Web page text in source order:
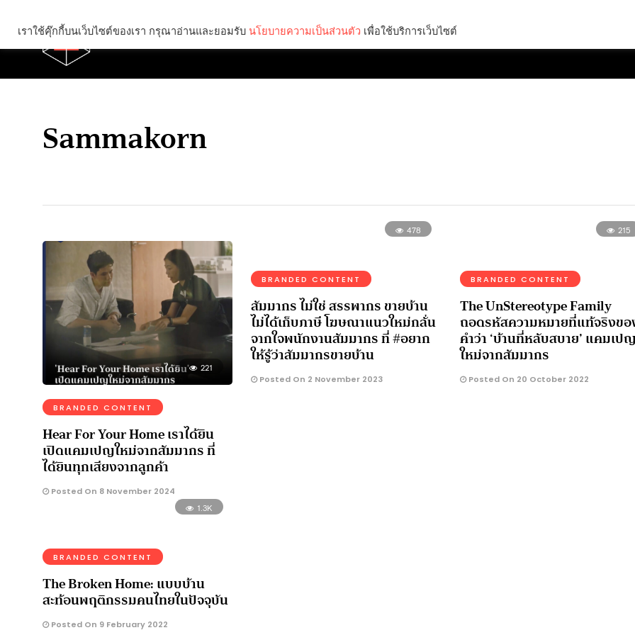
Sammakorn
221
BRANDED CONTENT
Hear For Your Home เราได้ยิน
เปิดแคมเปญใหม่จากสัมมากร ที่
ได้ยินทุกเสียงจากลูกค้า
Posted On 8 November 2024
478
BRANDED CONTENT
สัมมากร ไม่ใช่ สรรพากร ขายบ้าน
ไม่ได้เก็บภาษี โฆษณาแนวใหม่กลั่น
จากใจพนักงานสัมมากร ที่ #อยาก
ให้รู้ว่าสัมมากรขายบ้าน
Posted On 2 November 2023
215
BRANDED CONTENT
The UnStereotype Family
ถอดรหัสความหมายที่แท้จริงข
คำว่า ‘บ้านที่หลับสบาย’ แคมเป
ใหม่จากสัมมากร
Posted On 20 October 2022
1.3K
BRANDED CONTENT
The Broken Home: แบบบ้าน
สะท้อนพฤติกรรมคนไทยในปัจจุบัน
Posted On 9 February 2022
เราใช้คุ๊กกี้บนเว็บไซต์ของเรา กรุณาอ่านและยอมรับ นโยบายความเป็นส่วนตัว เพื่อใช้บริการเว็บไซต์